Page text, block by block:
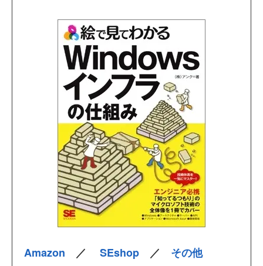
Amazon ／ SEshop ／ その他